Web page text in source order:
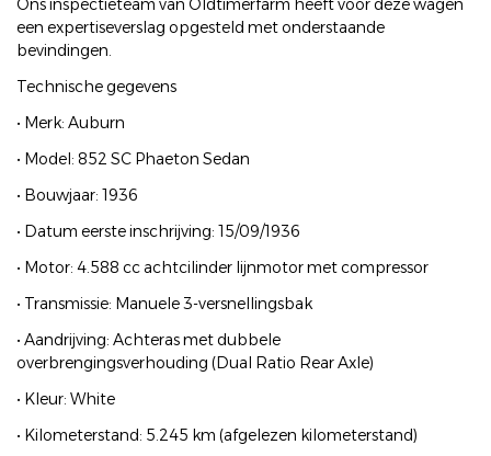
Ons inspectieteam van Oldtimerfarm heeft voor deze wagen
een expertiseverslag opgesteld met onderstaande
bevindingen.
Technische gegevens
• Merk: Auburn
• Model: 852 SC Phaeton Sedan
• Bouwjaar: 1936
• Datum eerste inschrijving: 15/09/1936
• Motor: 4.588 cc achtcilinder lijnmotor met compressor
• Transmissie: Manuele 3-versnellingsbak
• Aandrijving: Achteras met dubbele
overbrengingsverhouding (Dual Ratio Rear Axle)
• Kleur: White
• Kilometerstand: 5.245 km (afgelezen kilometerstand)